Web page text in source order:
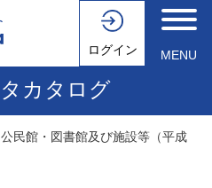
ログイン MENU
カタログ
民館・図書館及び施設等（平成